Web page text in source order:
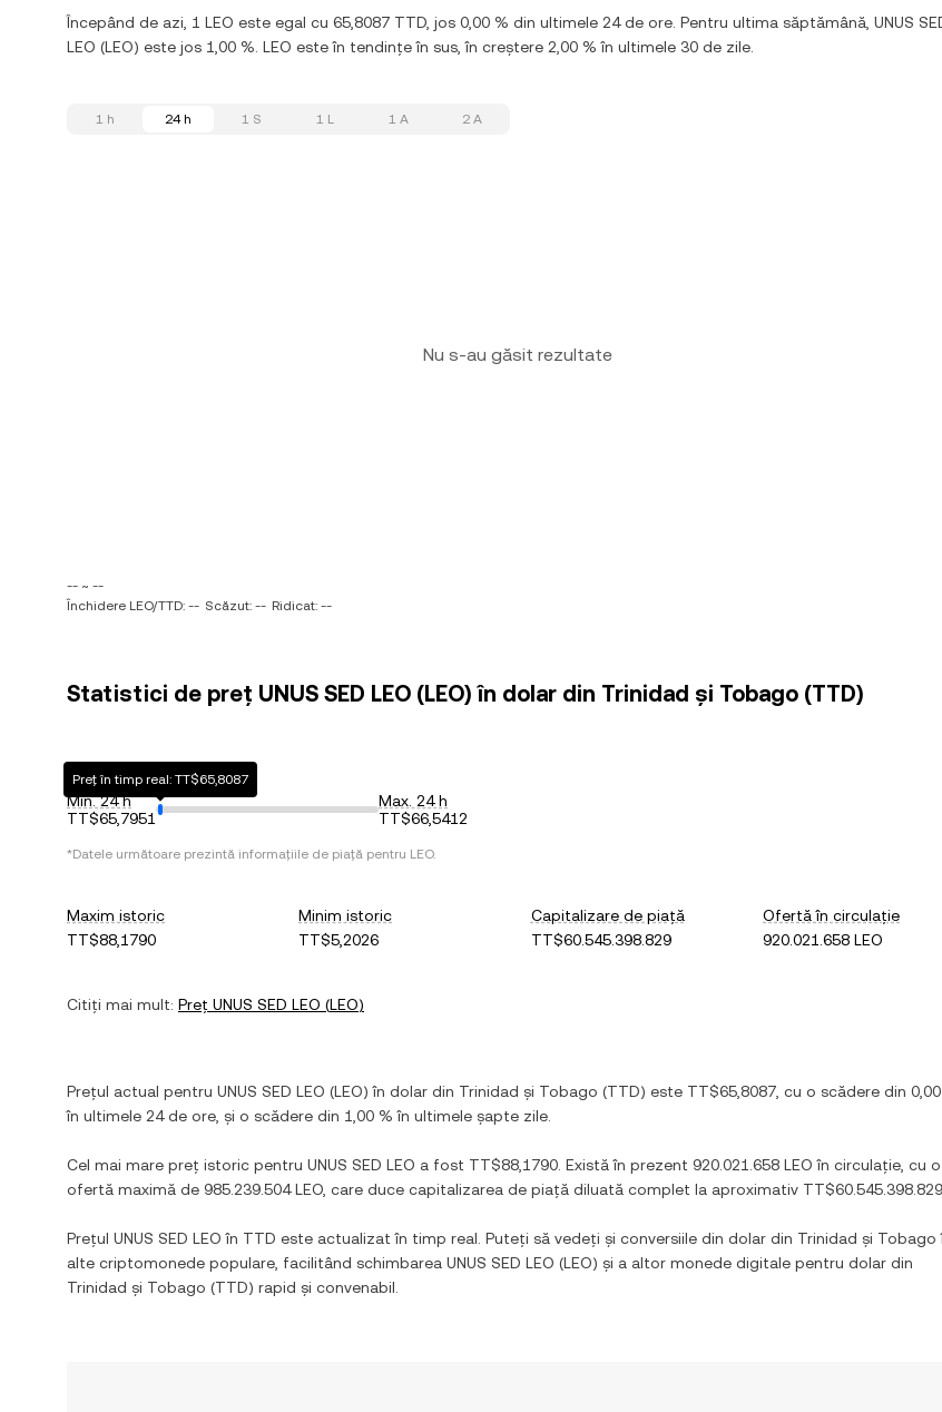
Începând de azi, 1 LEO este egal cu 65,8087 TTD, jos 0,00 % din ultimele 24 de ore. Pentru ultima săptămână, UNUS
LEO (LEO) este jos 1,00 %. LEO este în tendințe în sus, în creștere 2,00 % în ultimele 30 de zile.
1 h 24 h 1 S 1 L 1 A 2 A
Nu s-au găsit rezultate
-- ~ --
Închidere LEO/TTD: -- Scăzut: -- Ridicat: --
Statistici de preț UNUS SED LEO (LEO) în dolar din Trinidad și Tobago (TTD)
Min. 24 h
TT$65,7951
Preț în timp real: TT$65,8087
Max. 24 h
TT$66,5412
*Datele următoare prezintă informațiile de piață pentru LEO.
Maxim istoric
TT$88,1790
Minim istoric
TT$5,2026
Capitalizare de piață
TT$60.545.398.829
Ofertă în circulație
920.021.658 LEO
Citiți mai mult: Preț UNUS SED LEO (LEO)
Prețul actual pentru UNUS SED LEO (LEO) în dolar din Trinidad și Tobago (TTD) este TT$65,8087 , cu o scădere din
în ultimele 24 de ore, și o scădere din 1,00 % în ultimele șapte zile.
Cel mai mare preț istoric pentru UNUS SED LEO a fost TT$88,1790 . Există în prezent 920.021.658 LEO în circulație, cu o
ofertă maximă de 985.239.504 LEO , care duce capitalizarea de piață diluată complet la aproximativ TT$60.545.398.829
Prețul UNUS SED LEO în TTD este actualizat în timp real. Puteți să vedeți și conversiile din dolar din Trinidad și Tobago
alte criptomonede populare, facilitând schimbarea UNUS SED LEO (LEO) și a altor monede digitale pentru dolar din
Trinidad și Tobago (TTD) rapid și convenabil.